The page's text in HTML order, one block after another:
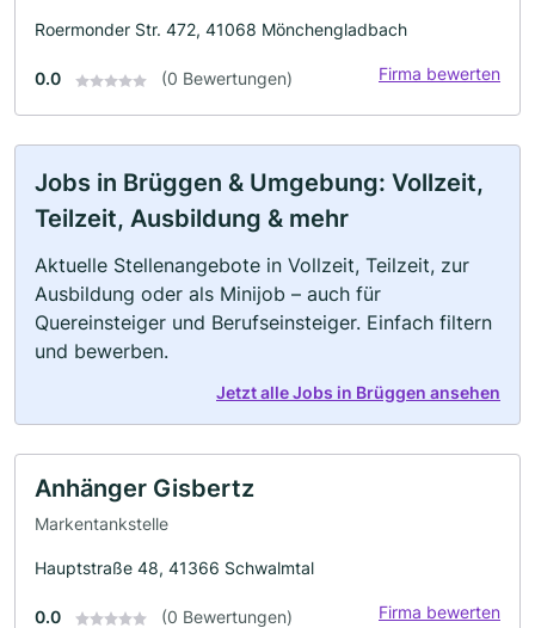
Roermonder Str. 472, 41068 Mönchengladbach
0.0 (0 Bewertungen) Firma bewerten
Jobs in Brüggen & Umgebung: Vollzeit,
Teilzeit, Ausbildung & mehr
Aktuelle Stellenangebote in Vollzeit, Teilzeit, zur
Ausbildung oder als Minijob – auch für
Quereinsteiger und Berufseinsteiger. Einfach filtern
und bewerben.
Jetzt alle Jobs in Brüggen ansehen
Anhänger Gisbertz
Markentankstelle
Hauptstraße 48, 41366 Schwalmtal
0.0 (0 Bewertungen) Firma bewerten